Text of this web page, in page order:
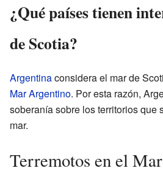
¿Qué países tienen
de Scotia?
Argentinaconsidera el mar de
Mar Argentino. Por esta razón,
soberanía sobre los territorios que
mar.
Terremotos en el